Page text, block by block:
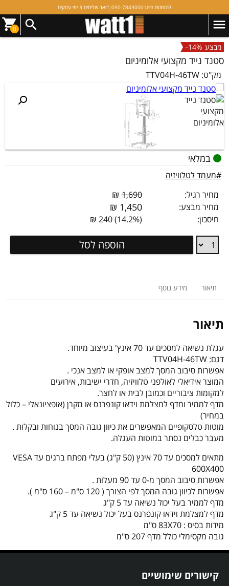
להזמנות חייגו:050-7843000
|דואר שליחים:3 ימי עסקים
0
מבצע -14%
סטנד נייד מקצועי אלומיניום
מק"ט: TTV04H-46TW
במלאי
#מעמד לטלוויזיה
מחיר רגיל:
1,690
₪
מחיר מבצע: 1,450
₪
חיסכון:
(14.2%) 240 ₪
סטנד
נייד
הוספה לסל
תיאור מידע נוסף
תיאור
עגלת נשיאה למסכים עד 70 אינץ' בעיצוב מיוחד.
דגם: TTV04H-46TW
אפשרות סיבוב המסך למצב אופקי או למצב אנכי .
המוצר אידיאלי לאולפני טלוויזיה, חדרי ישיבות, אירועים
למקומות ציבוריים וכמובן לבית או לחצר.
מדף לממיר ומדף למצלמת וידאו קונפרנס או מקרן (אופציונאלי – כלול
במחיר)
מוטות טלסקופיים המאפשרים את כיוון גובה המסך בנוחות ובקלות .
מעבר כבלים נסתר במוטות העגלה.
מתאים למסכים עד 70 אינץ (50 ק"ג) בעלי מפתח ברגים עד VESA
600X400
אפשרות סיבוב המסך מ-0 עד 90 מעלות .
אפשרות לכיוון גובה המסך לפי הצורך ( 120 ס"מ – 160 ס"מ ).
מדף לממיר בעל יכול נשיאה עד 5 ק"ג
מדף למצלמת וידאו קונפרנס בעל יכול נשיאה עד 5 ק"ג
מידות בסיס : 83X70 ס"מ
גובה מקסימלי כולל מדף 207 ס"מ
קישורים שימושיים